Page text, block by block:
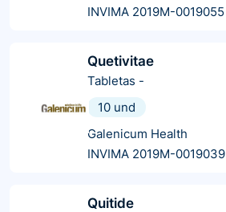
INVIMA 2019M-0019055
Quetivitae
Tabletas -
10 und
Galenicum Health
INVIMA 2019M-0019039
Quitide